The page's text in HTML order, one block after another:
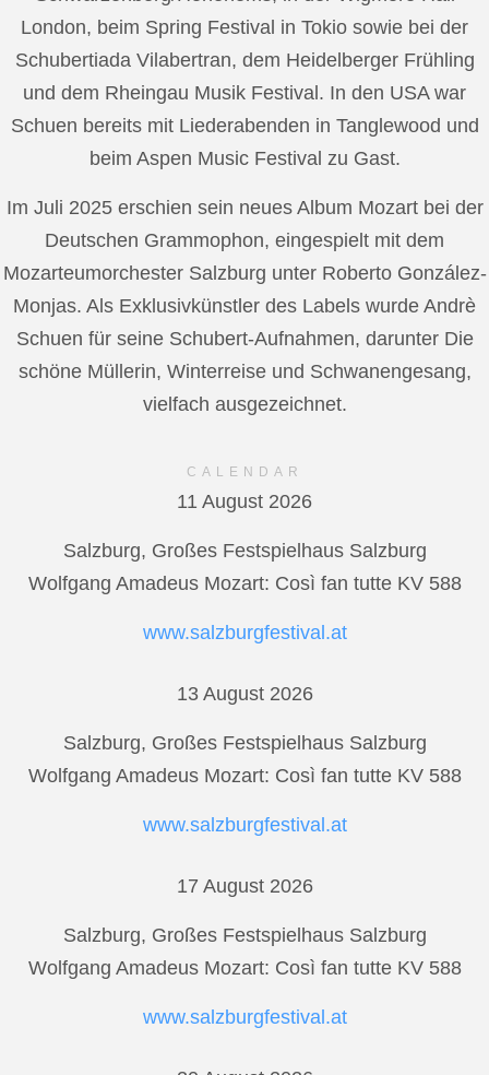
London, beim Spring Festival in Tokio sowie bei der
Schubertiada Vilabertran, dem Heidelberger Frühling
und dem Rheingau Musik Festival. In den USA war
Schuen bereits mit Liederabenden in Tanglewood und
beim Aspen Music Festival zu Gast.
Im Juli 2025 erschien sein neues Album Mozart bei der
Deutschen Grammophon, eingespielt mit dem
Mozarteumorchester Salzburg unter Roberto González-
Monjas. Als Exklusivkünstler des Labels wurde Andrè
Schuen für seine Schubert-Aufnahmen, darunter Die
schöne Müllerin, Winterreise und Schwanengesang,
vielfach ausgezeichnet.
CALENDAR
11 August 2026
Salzburg, Großes Festspielhaus Salzburg
Wolfgang Amadeus Mozart: Così fan tutte KV 588
www.salzburgfestival.at
13 August 2026
Salzburg, Großes Festspielhaus Salzburg
Wolfgang Amadeus Mozart: Così fan tutte KV 588
www.salzburgfestival.at
17 August 2026
Salzburg, Großes Festspielhaus Salzburg
Wolfgang Amadeus Mozart: Così fan tutte KV 588
www.salzburgfestival.at